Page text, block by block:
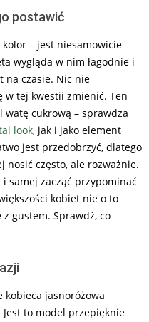
postawić
– jest niesamowicie
wygląda w nim łagodnie i
na czasie. Nic nie
w tej kwestii zmienić. Ten
watę cukrową – sprawdza
look, jak i jako element
jest przedobrzyć, dlatego
często, ale rozważnie.
samej zacząć przypominać
kobiet nie o to
z gustem. Sprawdź, co
kobieca jasnoróżowa
to model przepięknie